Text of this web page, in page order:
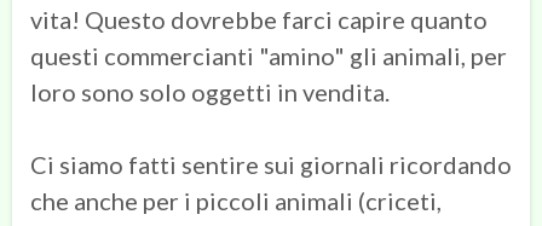
vita! Questo dovrebbe farci capire quanto
questi commercianti "amino" gli animali, per
loro sono solo oggetti in vendita.
Ci siamo fatti sentire sui giornali ricordando
che anche per i piccoli animali (criceti,